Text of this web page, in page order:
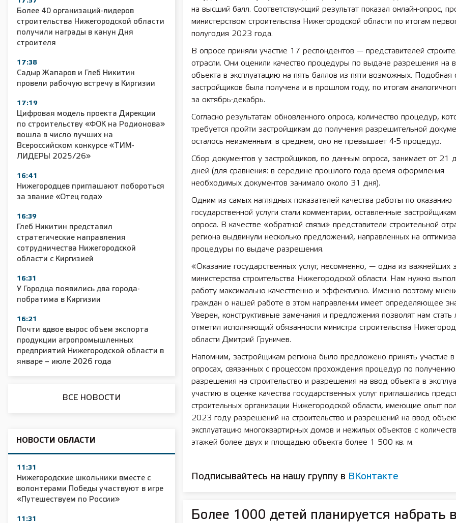
Более 40 организаций-лидеров
строительства Нижегородской области
получили награды в канун Дня
строителя
17:38
Садыр Жапаров и Глеб Никитин
провели рабочую встречу в Киргизии
17:19
Цифровая модель проекта Дирекции
по строительству «ФОК на Родионова»
вошла в число лучших на
Всероссийском конкурсе «ТИМ-
ЛИДЕРЫ 2025/26»
16:41
Нижегородцев приглашают побороться
за звание «Отец года»
16:39
Глеб Никитин представил
стратегические направления
сотрудничества Нижегородской
области с Киргизией
16:31
У Городца появились два города-
побратима в Киргизии
16:21
Почти вдвое вырос объем экспорта
продукции агропромышленных
предприятий Нижегородской области в
январе – июле 2026 года
ВСЕ НОВОСТИ
НОВОСТИ ОБЛАСТИ
11:31
Нижегородские школьники вместе с
волонтерами Победы участвуют в игре
«Путешествуем по России»
11:31
на высший балл. Соответствующий результат показал онлайн-опрос,
министерством строительства Нижегородской области по итогам
полугодия 2023 года.
В опросе приняли участие 17 респондентов — представителей
отрасли. Они оценили качество процедуры по выдаче разрешения на
объекта в эксплуатацию на пять баллов из пяти возможных. Подобная
застройщиков была получена и в прошлом году, по итогам
за октябрь-декабрь.
Согласно результатам обновленного опроса, количество процедур,
требуется пройти застройщикам до получения разрешительной
осталось неизменным: в среднем, оно не превышает 4-5 процедур.
Сбор документов у застройщиков, по данным опроса, занимает от 21
дней (для сравнения: в середине прошлого года время оформления
необходимых документов занимало около 31 дня).
Одним из самых наглядных показателей качества работы по оказанию
государственной услуги стали комментарии, оставленные
опроса. В качестве «обратной связи» представители строительной
региона выдвинули несколько предложений, направленных на
процедуры по выдаче разрешения.
«Оказание государственных услуг, несомненно, — одна из важнейших
министерства строительства Нижегородской области. Нам нужно
работу максимально качественно и эффективно. Именно поэтому
граждан о нашей работе в этом направлении имеет определяющее
Уверен, конструктивные замечания и предложения позволят нам
отметил исполняющий обязанности министра строительства
области Дмитрий Груничев.
Напомним, застройщикам региона было предложено принять участие
опросах, связанных с процессом прохождения процедур по получению
разрешения на строительство и разрешения на ввод объекта в
участию в оценке качества государственных услуг приглашались
строительных организации Нижегородской области, имеющие опыт
2023 году разрешений на строительство и разрешений на ввод
эксплуатацию многоквартирных домов и нежилых объектов с
этажей более двух и площадью объекта более 1 500 кв. м.
Подписывайтесь на нашу группу в ВКонтакте
Более 1000 детей планируется набрать
2025 11 01 Земли
сельскохозяйственного назначения
2025 11 01 Новая
площадка в д/с №16